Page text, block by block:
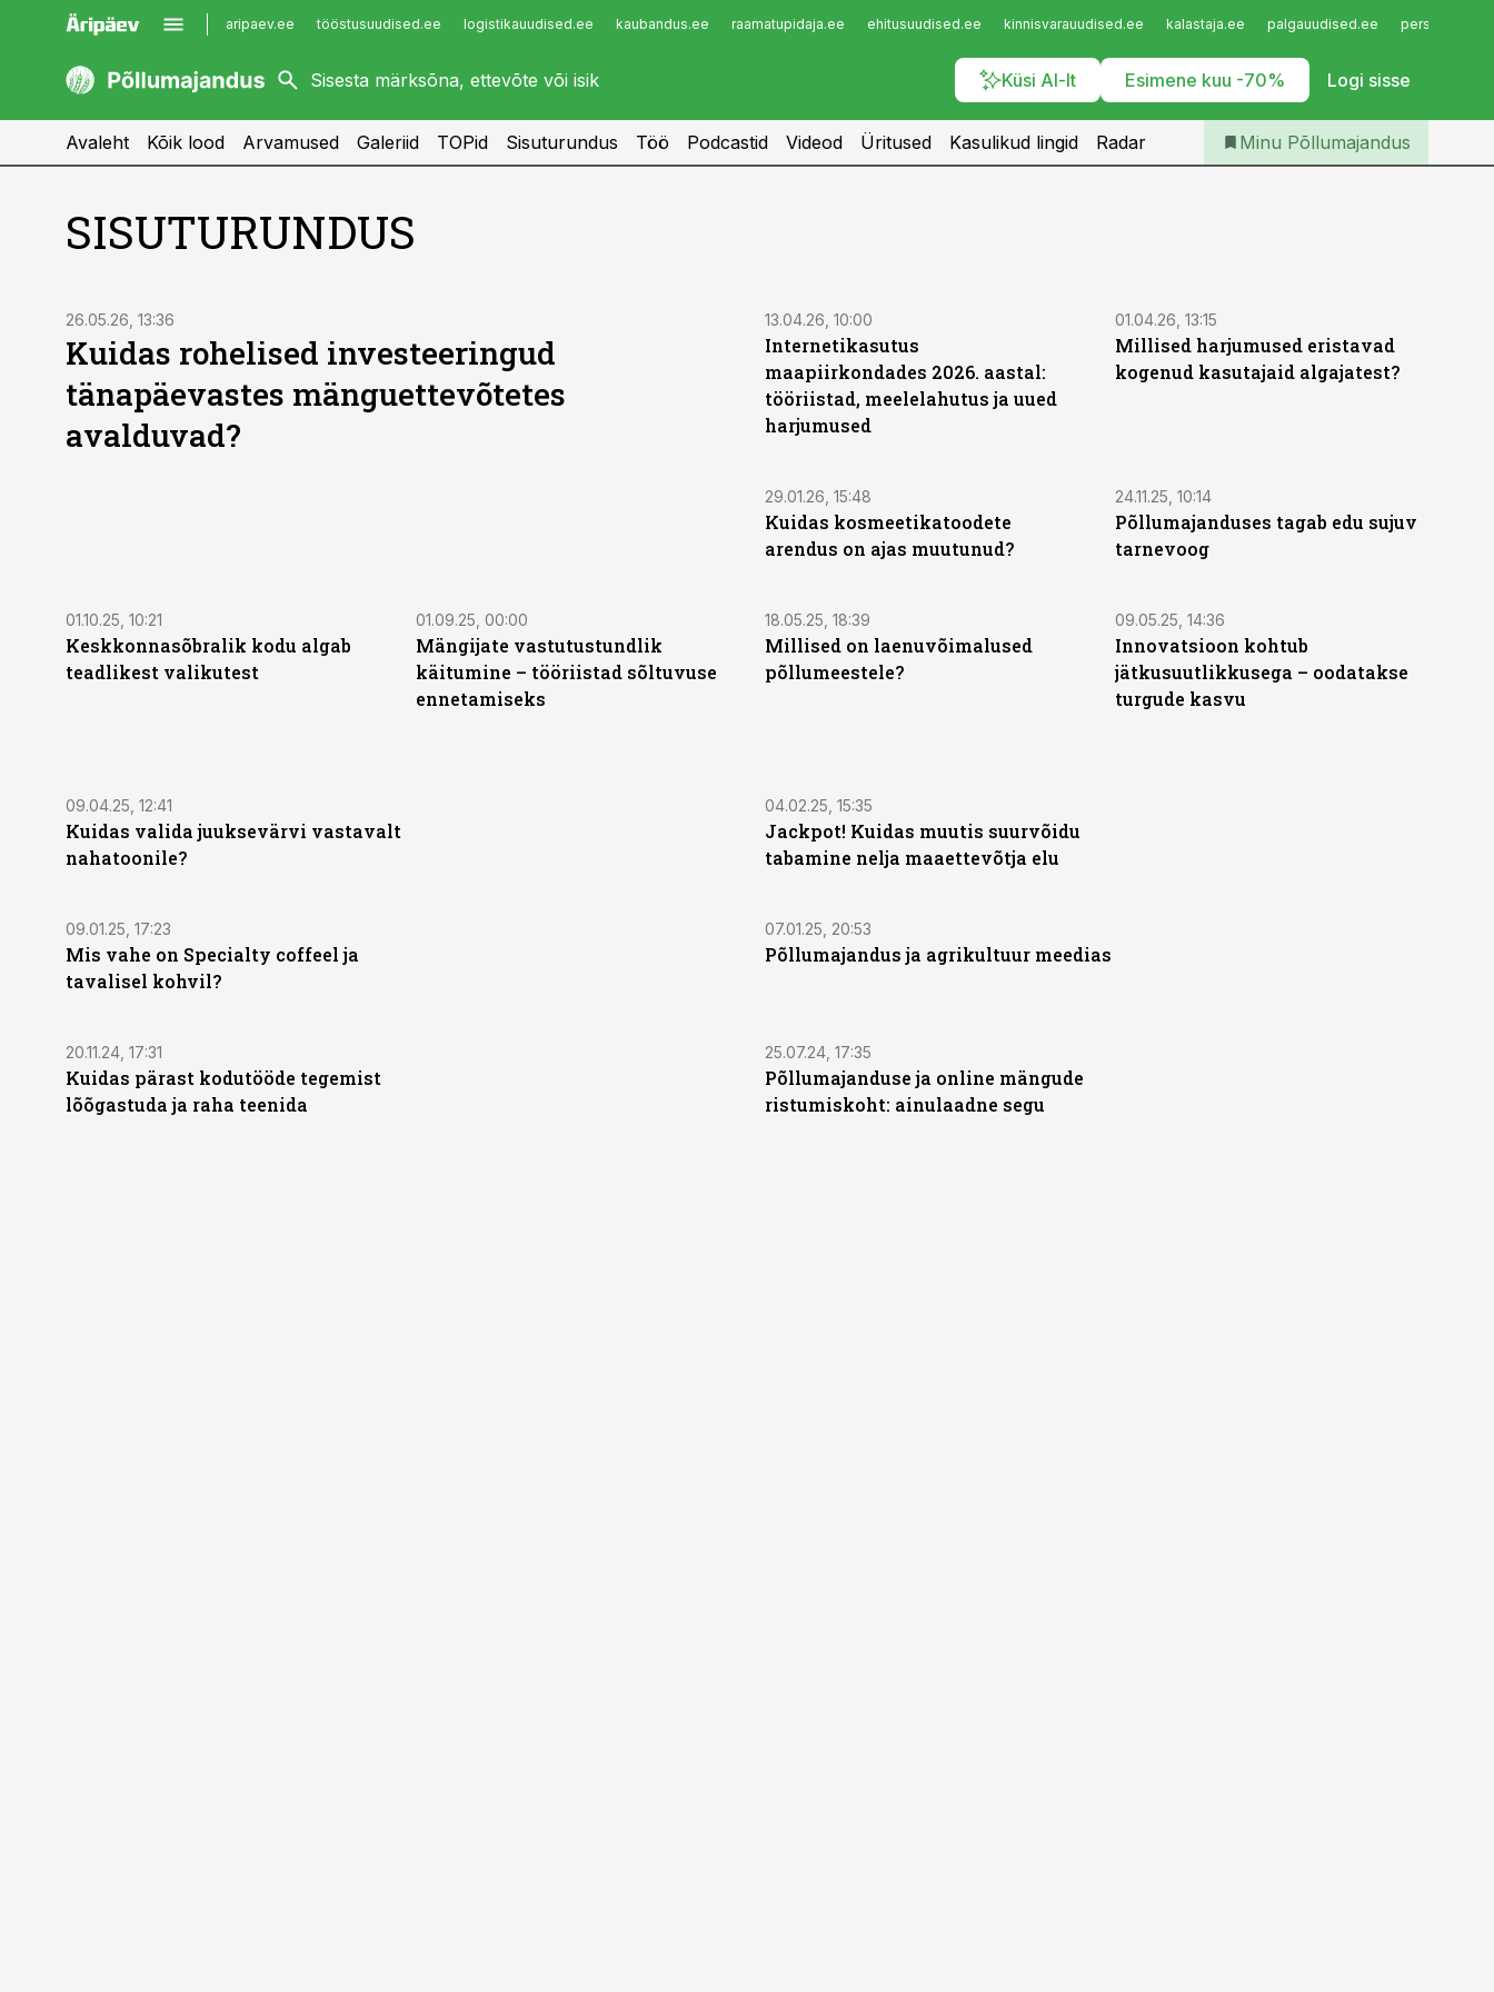
aripaev.ee tööstusuudised.ee logistikauudised.ee kaubandus.ee raamatupidaja.ee ehitusuudised.ee kinnisvarauudised.ee kalastaja.ee palgauudised.ee
Küsi AI-lt Esimene kuu -70% Logi sisse
kaubandus.ee
kinnisvarauudised.ee
imelineajalugu.ee
Infopank
Iseteenindus
Telli Põllumajandus
Avaleht Kõik lood Arvamused Galeriid TOPid Sisuturundus Töö Podcastid Videod Üritused Kasulikud lingid Radar Minu Põllumajandus
SISUTURUNDUS
ST
26.05.26, 13:36
Kuidas rohelised investeeringud
tänapäevastes mänguettevõtetes
avalduvad?
ST
13.04.26, 10:00
Internetikasutus
maapiirkondades 2026. aastal:
tööriistad, meelelahutus ja uued
harjumused
ST
01.04.26, 13:15
Millised harjumused eristavad
kogenud kasutajaid algajatest?
ST
29.01.26, 15:48
Kuidas kosmeetikatoodete
arendus on ajas muutunud?
ST
24.11.25, 10:14
Põllumajanduses tagab edu sujuv
tarnevoog
ST
01.10.25, 10:21
Keskkonnasõbralik kodu algab
teadlikest valikutest
ST
01.09.25, 00:00
Mängijate vastutustundlik
käitumine – tööriistad sõltuvuse
ennetamiseks
ST
18.05.25, 18:39
Millised on laenuvõimalused
põllumeestele?
ST
09.05.25, 14:36
Innovatsioon kohtub
jätkusuutlikkusega – oodatakse
turgude kasvu
09.04.25, 12:41
Kuidas valida juuksevärvi vastavalt
nahatoonile?
04.02.25, 15:35
Jackpot! Kuidas muutis suurvõidu
tabamine nelja maaettevõtja elu
09.01.25, 17:23
Mis vahe on Specialty coffeel ja
tavalisel kohvil?
07.01.25, 20:53
Põllumajandus ja agrikultuur meedias
20.11.24, 17:31
Kuidas pärast kodutööde tegemist
lõõgastuda ja raha teenida
25.07.24, 17:35
Põllumajanduse ja online mängude
ristumiskoht: ainulaadne segu